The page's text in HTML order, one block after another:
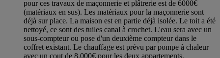
pour ces travaux de maçonnerie et plâtrerie est de 6000€
(matériaux en sus). Les matériaux pour la maçonnerie sont
déjà sur place. La maison est en partie déjà isolée. Le toit a été
nettoyé, ce sont des tuiles canal à crochet. L'eau sera avec un
sous-compteur ou pose d'un deuxième compteur dans le
coffret existant. Le chauffage est prévu par pompe à chaleur
avec un cout de 8.000€ pour les deux appartements.